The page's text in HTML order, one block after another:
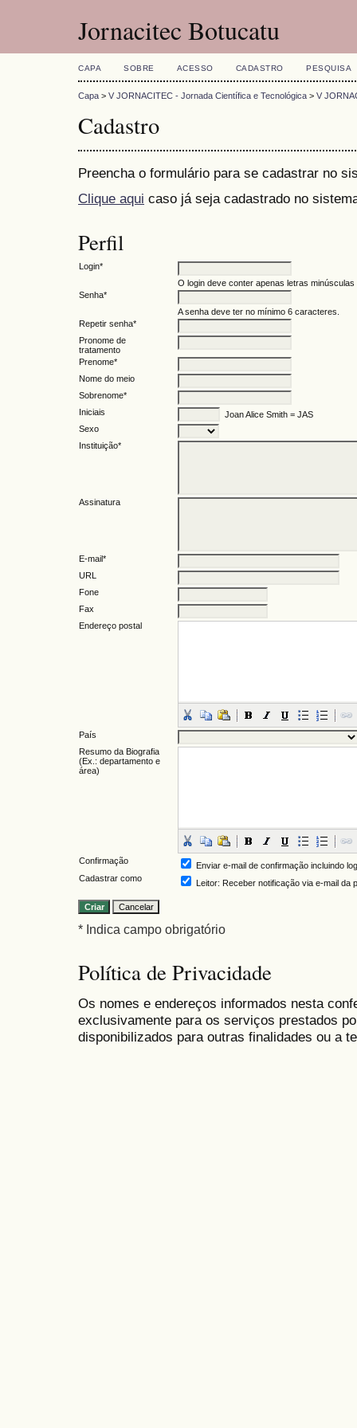
Jornacitec Botucatu
CAPA SOBRE ACESSO CADASTRO PESQUISA
Capa > V JORNACITEC - Jornada Científica e Tecnológica > V
Cadastro
Preencha o formulário para se cadastrar no
Clique aqui caso já seja cadastrado no
Perfil
Login*
O login deve conter apenas letras
Senha*
A senha deve ter no mínimo 6 caracteres.
Repetir senha*
Pronome de
tratamento
Prenome*
Nome do meio
Sobrenome*
Iniciais
Joan Alice Smith = JAS
Sexo
Instituição*
Assinatura
E-mail*
URL
Fone
Fax
Endereço postal
País
Resumo da Biografia
(Ex.: departamento e
área)
Confirmação
Enviar e-mail de confirmação incluindo
Cadastrar como
Leitor: Receber notificação via e-mail da
* Indica campo obrigatório
Política de Privacidade
Os nomes e endereços informados nesta
exclusivamente para os serviços prestados
disponibilizados para outras finalidades ou a